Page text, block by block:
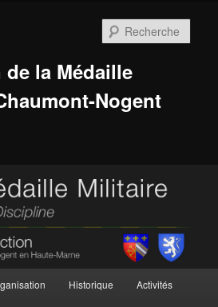
de la Médaille
Nogent
Historique Activités